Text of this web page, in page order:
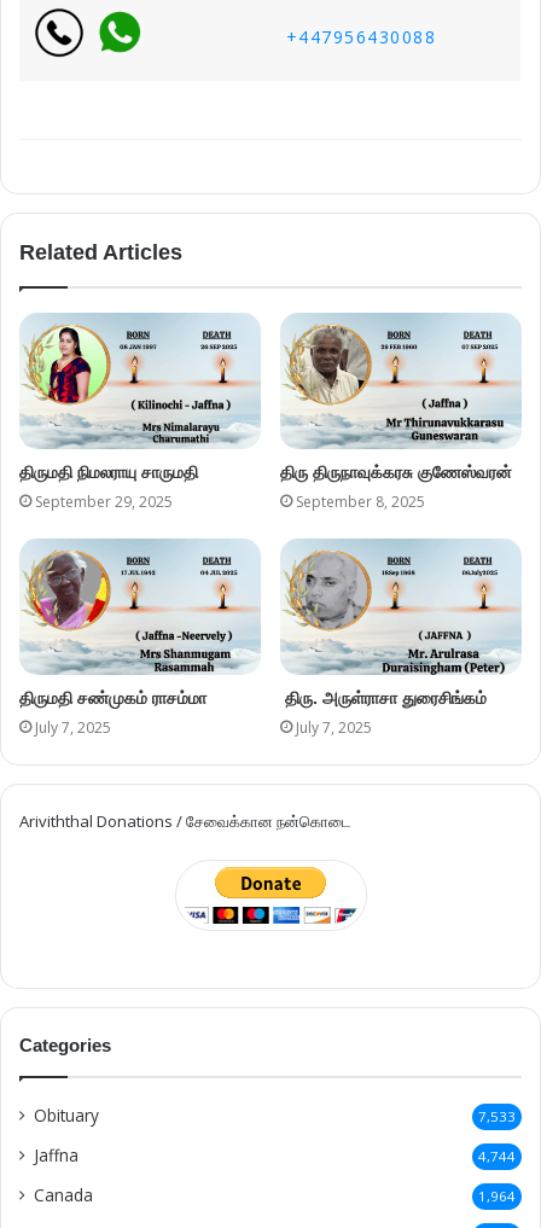
+447956430088
Related Articles
திருமதி நிமலராயு சாருமதி
September 29, 2025
திரு திருநாவுக்கரசு குணேஸ்வரன்
September 8, 2025
திருமதி சண்முகம் ராசம்மா
July 7, 2025
திரு. அருள்ராசா துரைசிங்கம்
July 7, 2025
Ariviththal Donations / சேவைக்கான நன்கொடை
Categories
Obituary 7,533
Jaffna 4,744
Canada 1,964